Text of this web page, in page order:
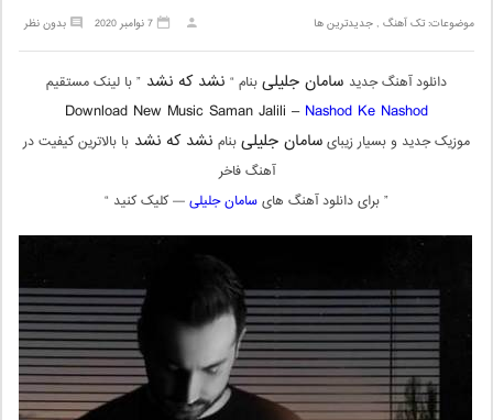
موضوعات:تک آهنگ ,جدیدترین ها بدون نظر 7 نوامبر 2020
دانلود آهنگ جدید سامان جلیلیبنام “ نشد که نشد ” با لینک مستقیم
Download New Music Saman Jalili – Nashod Ke Nashod
موزیک جدید و بسیار زیبایسامان جلیلیبنام نشد که نشد با بالاترین کیفیت در
آهنگ فاخر
” برای دانلود آهنگ هایسامان جلیلی— کلیک کنید “